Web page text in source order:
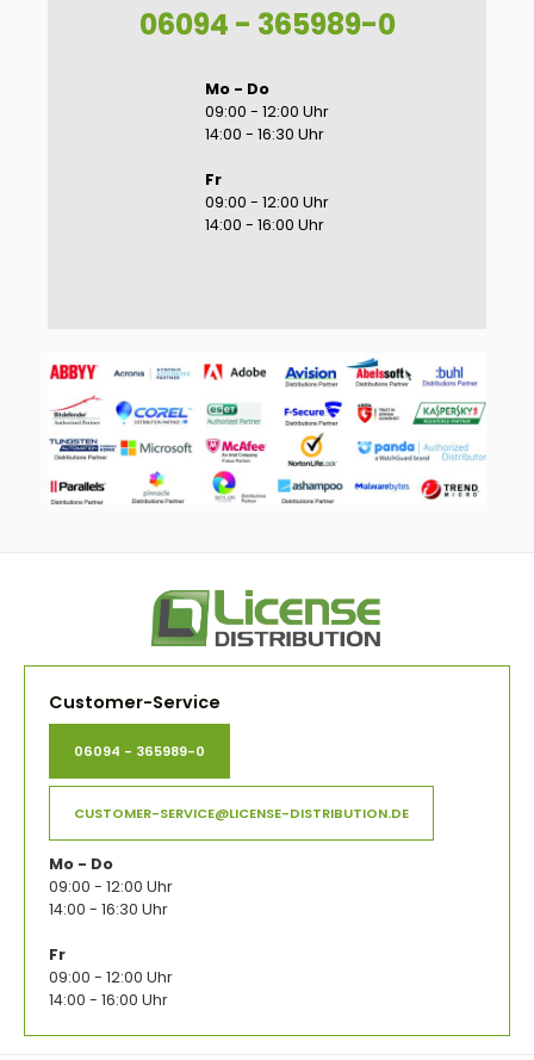
06094 - 365989-0
Mo - Do
09:00 - 12:00 Uhr
14:00 - 16:30 Uhr
Fr
09:00 - 12:00 Uhr
14:00 - 16:00 Uhr
Customer-Service
06094 - 365989-0
CUSTOMER-SERVICE@LICENSE-DISTRIBUTION.DE
Mo - Do
09:00 - 12:00 Uhr
14:00 - 16:30 Uhr
Fr
09:00 - 12:00 Uhr
14:00 - 16:00 Uhr